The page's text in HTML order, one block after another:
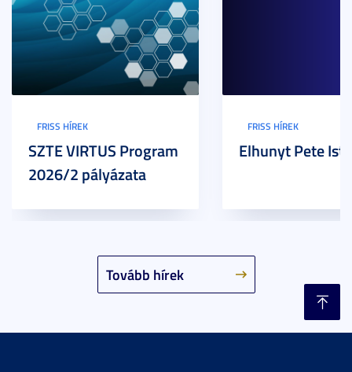
Tovább hírek
FRISS HÍREK
SZTE VIRTUS Program
2026/2 pályázata
FRISS HÍREK
Elhunyt Pete